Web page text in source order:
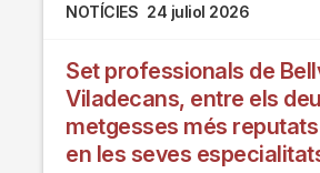
NOTÍCIES 24 juliol 2026
Set professionals de
Viladecans, entre els
metgesses més reputats
en les seves